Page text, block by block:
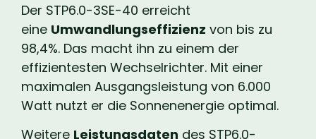
Der STP6.0-3SE-40 erreicht
eine Umwandlungseffizienz von bis zu
98,4%. Das macht ihn zu einem der
effizientesten Wechselrichter. Mit einer
maximalen Ausgangsleistung von 6.000
Watt nutzt er die Sonnenenergie optimal.
Weitere Leistungsdaten des STP6.0-